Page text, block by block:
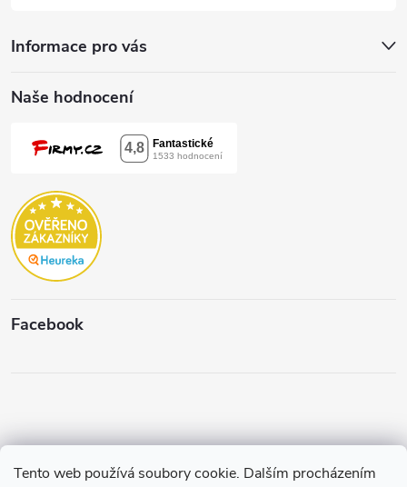
Tento web používá soubory cookie. Dalším procházením
Informace pro vás
Naše hodnocení
Facebook